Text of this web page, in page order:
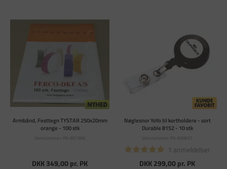
Armbånd, Festtegn TYSTAR 250x20mm
orange - 100 stk
Varenummer: PA-691366
DKK 349,00pr. PK
Nøglesnor YoYo til kortholdere - sort
Durable 8152 - 10 stk
Varenummer: PA-690637
1 anmeldelser
DKK 299,00pr. PK